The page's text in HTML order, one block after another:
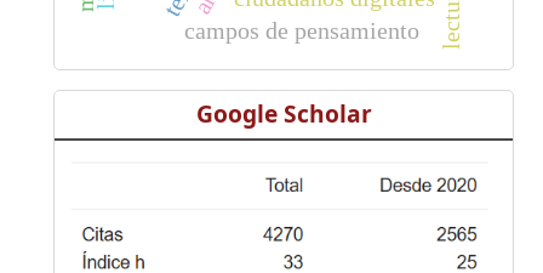
campos de pensamiento lectura
Google Scholar